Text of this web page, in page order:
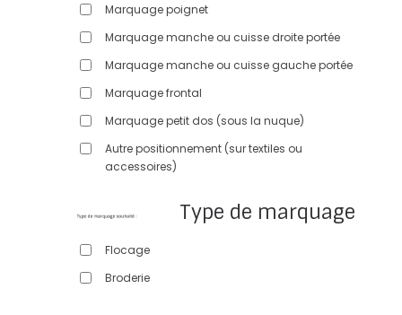
Marquage poignet
Marquage manche ou cuisse droite portée
Marquage manche ou cuisse gauche portée
Marquage frontal
Marquage petit dos (sous la nuque)
Autre positionnement (sur textiles ou
accessoires)
Type de marquage
Flocage
Broderie